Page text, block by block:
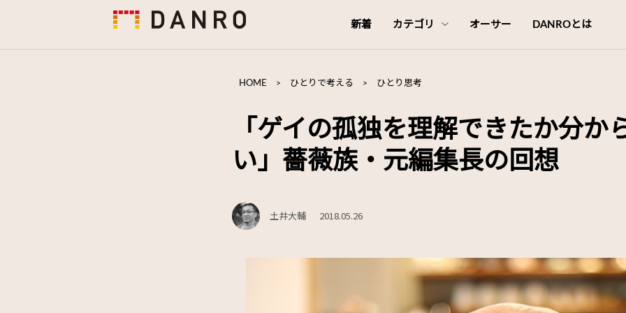
新着 カテゴリ オーサー DANROとは
HOME > ひとりで考える > ひとり思考
「ゲイの孤独を理解できたか分か
い」薔薇族・元編集長の回想
土井大輔 2018.05.26